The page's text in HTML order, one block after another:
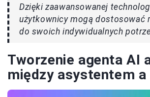
Dzięki zaawansowanej
użytkownicy mogą dostosować
do swoich indywidualnych
Tworzenie agenta AI
między asystentem a